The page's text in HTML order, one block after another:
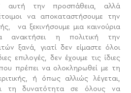
αυτή την προσπάθεια, αλλά
να αποκαταστήσουμε την
να ξεκινήσουμε μια καινούρια
ανακτήσει η πολιτική την
ξανά, γιατί δεν είμαστε όλοι
επιλογές, δεν έχουμε τις ίδιες
πρέπει να ολοκληρωθεί με τη
ή όπως αλλιώς λέγεται,
τη δυνατότητα σε όλους να